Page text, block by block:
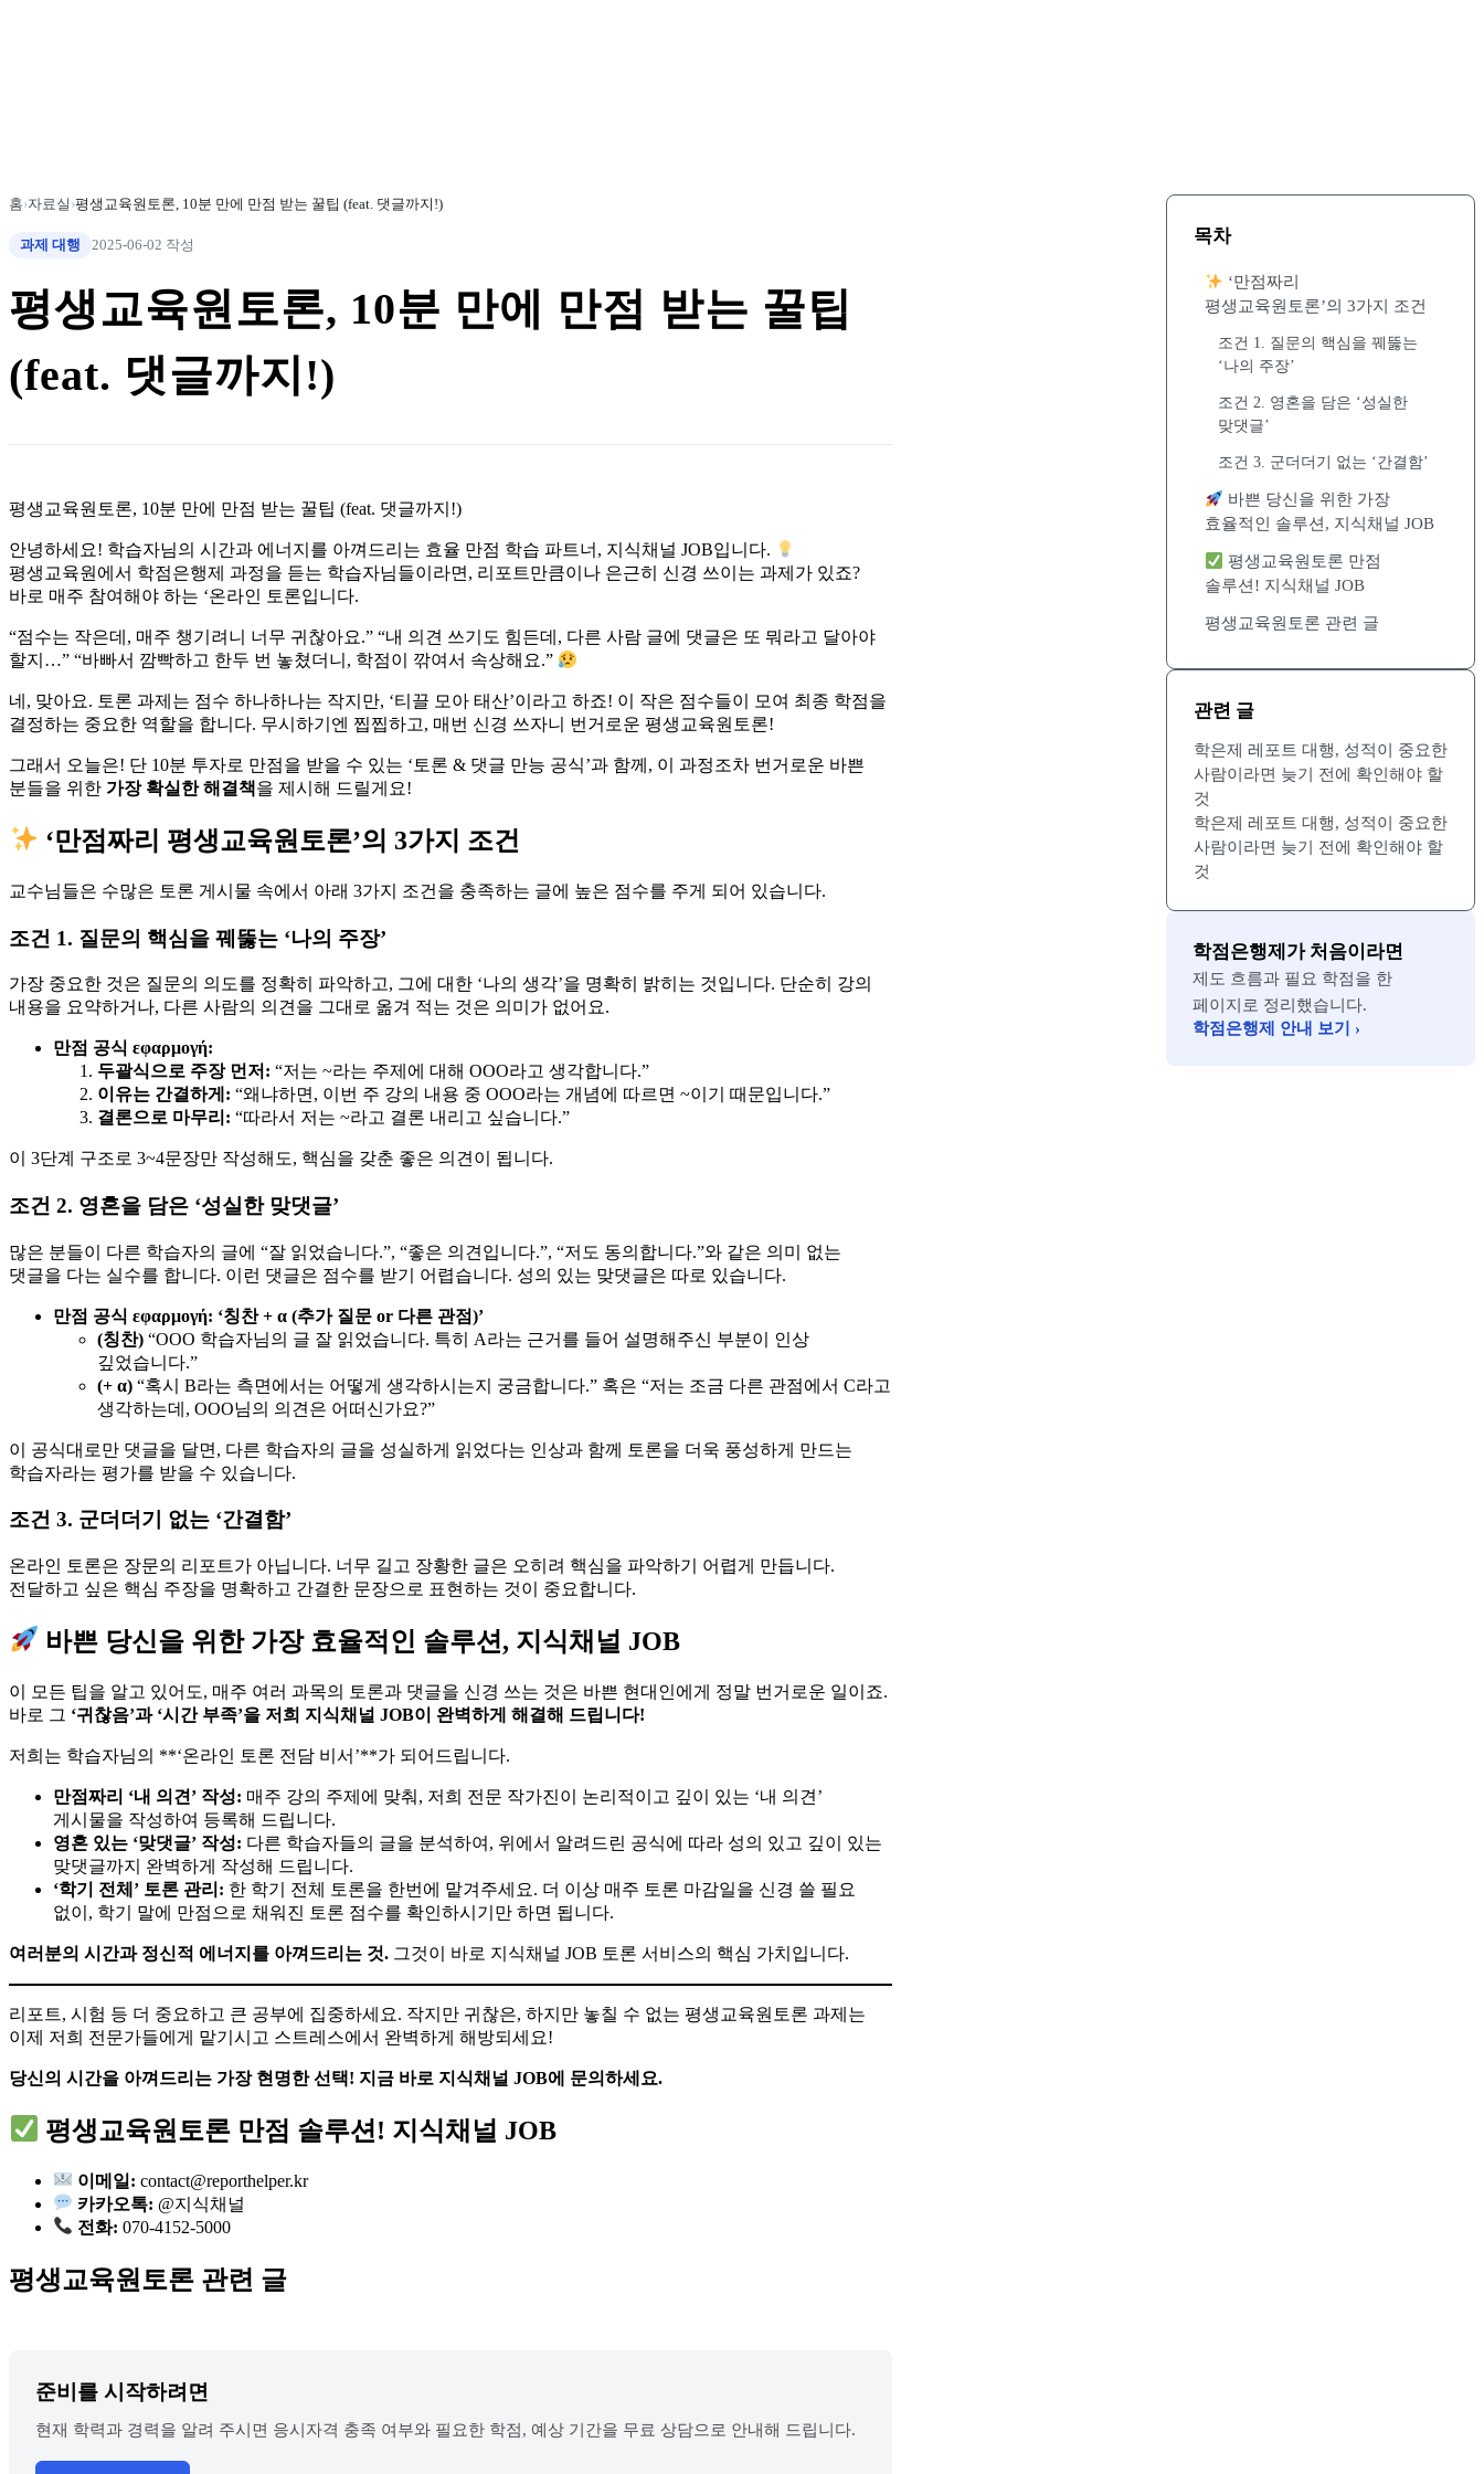
홈›자료실 ›평생교육원토론, 10분 만에 만점 받는 꿀팁 (feat. 댓글까지!)
과제 대행 2025-06-02 작성
평생교육원토론, 10분 만에 만점 받는 꿀팁
(feat. 댓글까지!)
평생교육원토론, 10분 만에 만점 받는 꿀팁 (feat. 댓글까지!)
안녕하세요! 학습자님의 시간과 에너지를 아껴드리는 효율 만점 학습 파트너, 지식채널 JOB입니다.
평생교육원에서 학점은행제 과정을 듣는 학습자님들이라면, 리포트만큼이나 은근히 신경 쓰이는 과제가 있죠?
바로 매주 참여해야 하는 ‘온라인 토론입니다.
“점수는 작은데, 매주 챙기려니 너무 귀찮아요.” “내 의견 쓰기도 힘든데, 다른 사람 글에 댓글은 또 뭐라고 달아야
할지…” “바빠서 깜빡하고 한두 번 놓쳤더니, 학점이 깎여서 속상해요.”
네, 맞아요. 토론 과제는 점수 하나하나는 작지만, ‘티끌 모아 태산’이라고 하죠! 이 작은 점수들이 모여 최종 학점을
결정하는 중요한 역할을 합니다. 무시하기엔 찝찝하고, 매번 신경 쓰자니 번거로운 평생교육원토론!
그래서 오늘은! 단 10분 투자로 만점을 받을 수 있는 ‘토론 & 댓글 만능 공식’과 함께, 이 과정조차 번거로운 바쁜
분들을 위한 가장 확실한 해결책을 제시해 드릴게요!
‘만점짜리 평생교육원토론’의 3가지 조건
교수님들은 수많은 토론 게시물 속에서 아래 3가지 조건을 충족하는 글에 높은 점수를 주게 되어 있습니다.
조건 1. 질문의 핵심을 꿰뚫는 ‘나의 주장’
가장 중요한 것은 질문의 의도를 정확히 파악하고, 그에 대한 ‘나의 생각’을 명확히 밝히는 것입니다. 단순히 강의
내용을 요약하거나, 다른 사람의 의견을 그대로 옮겨 적는 것은 의미가 없어요.
만점 공식 εφαρμογή:
두괄식으로 주장 먼저: “저는 ~라는 주제에 대해 OOO라고 생각합니다.”
이유는 간결하게: “왜냐하면, 이번 주 강의 내용 중 OOO라는 개념에 따르면 ~이기 때문입니다.”
결론으로 마무리: “따라서 저는 ~라고 결론 내리고 싶습니다.”
이 3단계 구조로 3~4문장만 작성해도, 핵심을 갖춘 좋은 의견이 됩니다.
조건 2. 영혼을 담은 ‘성실한 맞댓글’
많은 분들이 다른 학습자의 글에 “잘 읽었습니다.”, “좋은 의견입니다.”, “저도 동의합니다.”와 같은 의미 없는
댓글을 다는 실수를 합니다. 이런 댓글은 점수를 받기 어렵습니다. 성의 있는 맞댓글은 따로 있습니다.
만점 공식 εφαρμογή: ‘칭찬 + α (추가 질문 or 다른 관점)’
(칭찬) “OOO 학습자님의 글 잘 읽었습니다. 특히 A라는 근거를 들어 설명해주신 부분이 인상
깊었습니다.”
(+ α) “혹시 B라는 측면에서는 어떻게 생각하시는지 궁금합니다.” 혹은 “저는 조금 다른 관점에서 C라고
생각하는데, OOO님의 의견은 어떠신가요?”
이 공식대로만 댓글을 달면, 다른 학습자의 글을 성실하게 읽었다는 인상과 함께 토론을 더욱 풍성하게 만드는
학습자라는 평가를 받을 수 있습니다.
조건 3. 군더더기 없는 ‘간결함’
온라인 토론은 장문의 리포트가 아닙니다. 너무 길고 장황한 글은 오히려 핵심을 파악하기 어렵게 만듭니다.
전달하고 싶은 핵심 주장을 명확하고 간결한 문장으로 표현하는 것이 중요합니다.
바쁜 당신을 위한 가장 효율적인 솔루션, 지식채널 JOB
이 모든 팁을 알고 있어도, 매주 여러 과목의 토론과 댓글을 신경 쓰는 것은 바쁜 현대인에게 정말 번거로운 일이죠.
바로 그 ‘귀찮음’과 ‘시간 부족’을 저희 지식채널 JOB이 완벽하게 해결해 드립니다!
저희는 학습자님의 **‘온라인 토론 전담 비서’**가 되어드립니다.
만점짜리 ‘내 의견’ 작성: 매주 강의 주제에 맞춰, 저희 전문 작가진이 논리적이고 깊이 있는 ‘내 의견’
게시물을 작성하여 등록해 드립니다.
영혼 있는 ‘맞댓글’ 작성: 다른 학습자들의 글을 분석하여, 위에서 알려드린 공식에 따라 성의 있고 깊이 있는
맞댓글까지 완벽하게 작성해 드립니다.
‘학기 전체’ 토론 관리: 한 학기 전체 토론을 한번에 맡겨주세요. 더 이상 매주 토론 마감일을 신경 쓸 필요
없이, 학기 말에 만점으로 채워진 토론 점수를 확인하시기만 하면 됩니다.
여러분의 시간과 정신적 에너지를 아껴드리는 것. 그것이 바로 지식채널 JOB 토론 서비스의 핵심 가치입니다.
리포트, 시험 등 더 중요하고 큰 공부에 집중하세요. 작지만 귀찮은, 하지만 놓칠 수 없는 평생교육원토론 과제는
이제 저희 전문가들에게 맡기시고 스트레스에서 완벽하게 해방되세요!
당신의 시간을 아껴드리는 가장 현명한 선택! 지금 바로 지식채널 JOB에 문의하세요.
평생교육원토론 만점 솔루션! 지식채널 JOB
이메일: contact@reporthelper.kr
카카오톡: @지식채널
전화: 070-4152-5000
평생교육원토론 관련 글
준비를 시작하려면
현재 학력과 경력을 알려 주시면 응시자격 충족 여부와 필요한 학점, 예상 기간을 무료 상담으로 안내해 드립니다.
목차
‘만점짜리
평생교육원토론’의 3가지 조건
조건 1. 질문의 핵심을 꿰뚫는
‘나의 주장’
조건 2. 영혼을 담은 ‘성실한
맞댓글’
조건 3. 군더더기 없는 ‘간결함’
바쁜 당신을 위한 가장
효율적인 솔루션, 지식채널 JOB
평생교육원토론 만점
솔루션! 지식채널 JOB
평생교육원토론 관련 글
관련 글
학은제 레포트 대행, 성적이 중요한
사람이라면 늦기 전에 확인해야 할
것
학은제 레포트 대행, 성적이 중요한
사람이라면 늦기 전에 확인해야 할
것
학점은행제가 처음이라면
제도 흐름과 필요 학점을 한
페이지로 정리했습니다.
학점은행제 안내 보기 ›